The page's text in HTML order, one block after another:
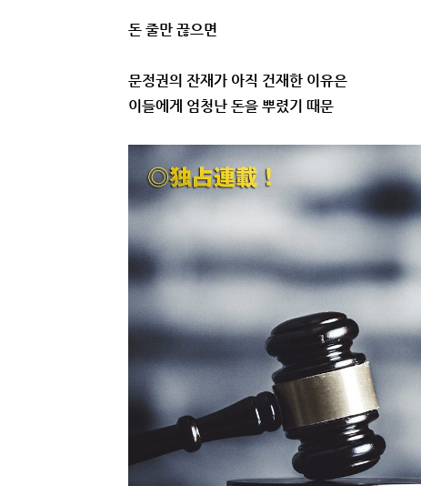
돈 줄만 끊으면
문정권의 잔재가 아직 건재한 이유은
이들에게 엄청난 돈을 뿌렸기 때문